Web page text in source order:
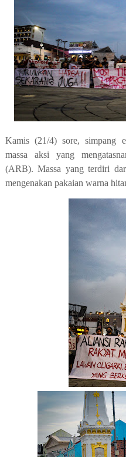
Kamis (21/4) sore, simpang
massa aksi yang
(ARB). Massa yang terdiri
mengenakan pakaian warna